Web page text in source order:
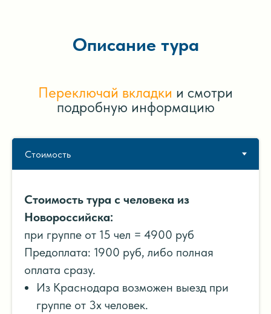
Описание тура
Переключай вкладки и смотри
подробную информацию
Стоимость тура с человека из
Новороссийска:
при группе от 15 чел = 4900 руб
Предоплата: 1900 руб, либо полная
оплата сразу.
Из Краснодара возможен выезд при
группе от 3х человек.